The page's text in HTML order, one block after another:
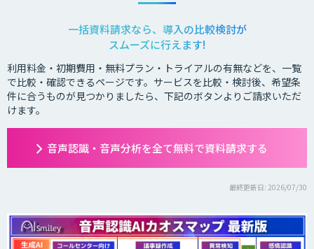
一括資料請求なら、導入の比較検討が
スムーズに行えます!
利用料金・初期費用・無料プラン・トライアルの有無などを、一覧
で比較・確認できるページです。サービスを比較・検討後、希望条
件に合うものが見つかりましたら、下記のボタンよりご請求いただ
けます。
音声認識・音声分析を全て無料で資料請求する
最終更新日: 2026/07/30